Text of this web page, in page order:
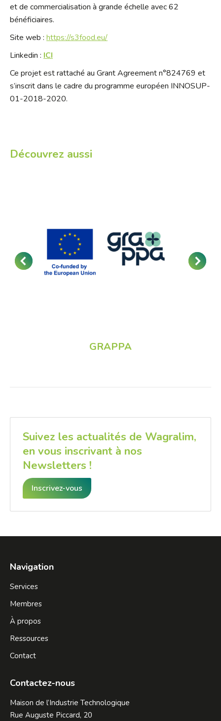
et de commercialisation à grande échelle avec 62
bénéficiaires.
Site web : https://s3food.eu/
Linkedin : ICI
Ce projet est rattaché au Grant Agreement n°824769 et
s’inscrit dans le cadre du programme européen INNOSUP-
01-2018-2020.
Découvrez aussi
GRAPPA
Suivez les actualités de Wagralim,
en vous inscrivant à nos
Newsletters !
Inscrivez-vous
Navigation
Services
Membres
À propos
Ressources
Contact
Contactez-nous
Maison de l’Industrie Technologique
Rue Auguste Piccard, 20